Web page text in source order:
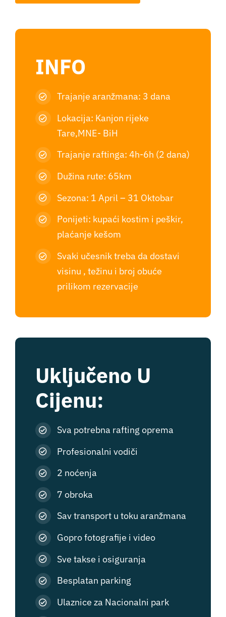
INFO
Trajanje aranžmana: 3 dana
Lokacija: Kanjon rijeke
Tare,MNE- BiH
Trajanje raftinga: 4h-6h (2 dana)
Dužina rute: 65km
Sezona: 1 April – 31 Oktobar
Ponijeti: kupaći kostim i peškir,
plaćanje kešom
Svaki učesnik treba da dostavi
visinu , težinu i broj obuće
prilikom rezervacije
Uključeno U
Cijenu:
Sva potrebna rafting oprema
Profesionalni vodiči
2 noćenja
7 obroka
Sav transport u toku aranžmana
Gopro fotografije i video
Sve takse i osiguranja
Besplatan parking
Ulaznice za Nacionalni park